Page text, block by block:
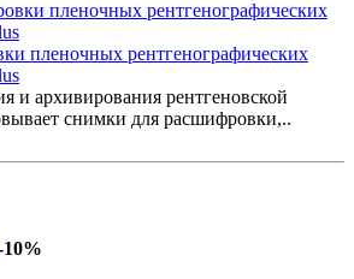
пленочных рентгенографических
и архивирования рентгеновской
снимки для расшифровки,..
10%